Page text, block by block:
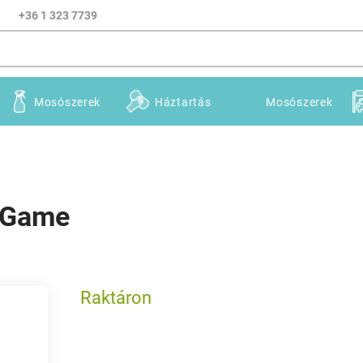
+36 1 323 7739
Mosószerek Háztartás Mosószerek
Raktáron